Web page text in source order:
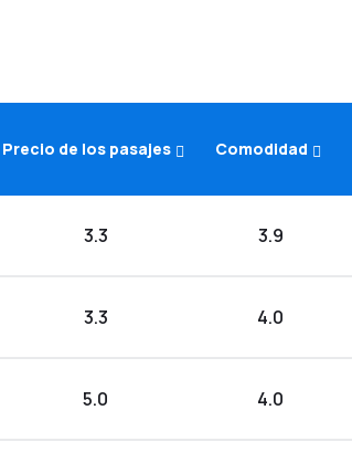
Precio de los pasajes Comodidad
3.3 3.9
3.3 4.0
5.0 4.0